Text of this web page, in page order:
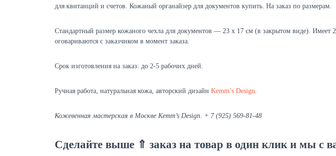
для квитанций и счетов. Кожаный органайзер для документов купить. На заказ по размерам.
Стандартный размер кожаного чехла для документов — 23 х 17 см (в закрытом виде). Имеет
оговариваются с заказчиком в момент заказа.
Срок изготовления на заказ: до 2-5 рабочих дней.
Ручная работа, натуральная кожа, авторский дизайн Kemm’s Design.
Кожевенная мастерская в Москве Kemm’s Design. + 7 (925) 569-81-48
Сделайте выше ⇑ заказ на товар в один клик и мы с